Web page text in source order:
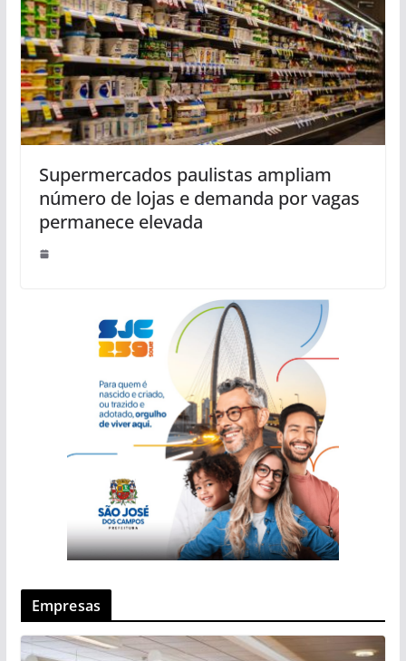
Supermercados paulistas ampliam
número de lojas e demanda por vagas
permanece elevada
Empresas